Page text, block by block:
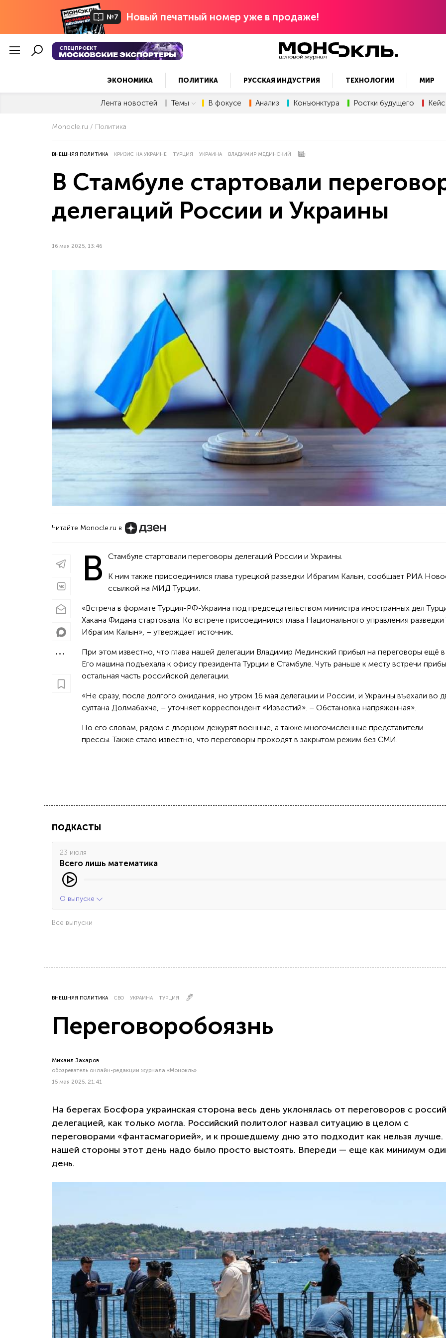
№7 Новый печатный номер уже в продаже!
СПЕЦПРОЕКТ
ЭКОНОМИКА ПОЛИТИКА РУССКАЯ ИНДУСТРИЯ ТЕХНОЛОГИИ МИР
Лента новостей Темы В фокусе Анализ Конъюнктура Ростки будущего Кейс
Monocle.ru Политика
ВНЕШНЯЯ ПОЛИТИКА КРИЗИС НА УКРАИНЕ ТУРЦИЯ УКРАИНА ВЛАДИМИР МЕДИНСКИЙ
В Стамбуле стартовали
делегаций России и Украины
16 мая 2025, 13:46
Читайте Monocle.ru в
В Стамбуле стартовали переговоры делегаций России и Украины.
К ним также присоединился глава турецкой разведки Ибрагим Калын, сообщает РИА
ссылкой на МИД Турции.
«Встреча в формате Турция-РФ-Украина под председательством министра иностранных дел
Хакана Фидана стартовала. Ко встрече присоединился глава Национального управления
Ибрагим Калын», – утверждает источник.
При этом известно, что глава нашей делегации Владимир Мединский прибыл на переговоры ещё
Его машина подъехала к офису президента Турции в Стамбуле. Чуть раньше к месту встречи
остальная часть российской делегации.
«Не сразу, после долгого ожидания, но утром 16 мая делегации и России, и Украины въехали во
султана Долмабахче, – уточняет корреспондент «Известий». – Обстановка напряженная».
По его словам, рядом с дворцом дежурят военные, а также многочисленные представители
прессы. Также стало известно, что переговоры проходят в закрытом режим без СМИ.
ПОДКАСТЫ
23 июля
Всего лишь математика
О выпуске
Все выпуски
ВНЕШНЯЯ ПОЛИТИКА СВО УКРАИНА ТУРЦИЯ
Переговоробоязнь
Михаил Захаров
обозреватель онлайн-редакции журнала «Монокль»
15 мая 2025, 21:41
На берегах Босфора украинская сторона весь день уклонялась от переговоров с
делегацией, как только могла. Российский политолог назвал ситуацию в целом с
переговорами «фантасмагорией», и к прошедшему дню это подходит как нельзя лучше.
нашей стороны этот день надо было просто выстоять. Впереди — еще как минимум
день.